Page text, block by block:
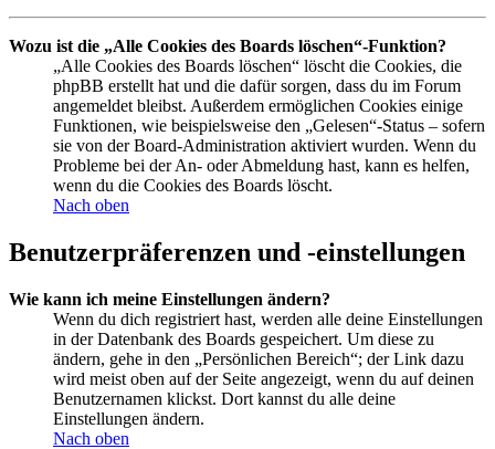
Wozu ist die „Alle Cookies des Boards löschen“-Funktion?
„Alle Cookies des Boards löschen“ löscht die Cookies, die
phpBB erstellt hat und die dafür sorgen, dass du im Forum
angemeldet bleibst. Außerdem ermöglichen Cookies einige
Funktionen, wie beispielsweise den „Gelesen“-Status – sofern
sie von der Board-Administration aktiviert wurden. Wenn du
Probleme bei der An- oder Abmeldung hast, kann es helfen,
wenn du die Cookies des Boards löscht.
Nach oben
Benutzerpräferenzen und -einstellungen
Wie kann ich meine Einstellungen ändern?
Wenn du dich registriert hast, werden alle deine Einstellungen
in der Datenbank des Boards gespeichert. Um diese zu
ändern, gehe in den „Persönlichen Bereich“; der Link dazu
wird meist oben auf der Seite angezeigt, wenn du auf deinen
Benutzernamen klickst. Dort kannst du alle deine
Einstellungen ändern.
Nach oben